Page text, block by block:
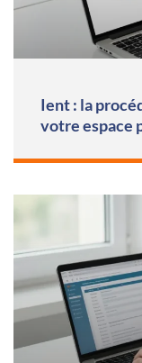
Ient : la
votre espace